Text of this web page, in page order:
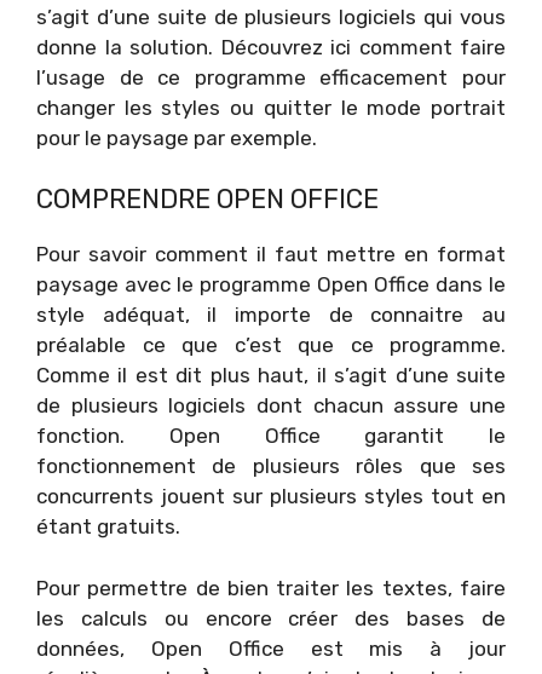
s’agit d’une suite de plusieurs logiciels qui vous
donne la solution. Découvrez ici comment faire
l’usage de ce programme efficacement pour
changer les styles ou quitter le mode portrait
pour le paysage par exemple.
COMPRENDRE OPEN OFFICE
Pour savoir comment il faut mettre en format
paysage avec le programme Open Office dans le
style adéquat, il importe de connaitre au
préalable ce que c’est que ce programme.
Comme il est dit plus haut, il s’agit d’une suite
de plusieurs logiciels dont chacun assure une
fonction. Open Office garantit le
fonctionnement de plusieurs rôles que ses
concurrents jouent sur plusieurs styles tout en
étant gratuits.
Pour permettre de bien traiter les textes, faire
les calculs ou encore créer des bases de
données, Open Office est mis à jour